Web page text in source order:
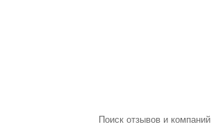
Поиск отзывов и компаний